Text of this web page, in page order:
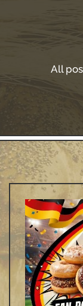
All